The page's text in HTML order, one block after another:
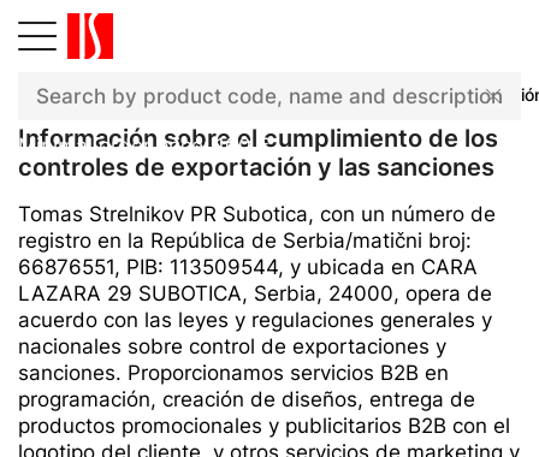
Minimal order price: 100 €
Información sobre el cumplimiento de los controles de
Información sobre el cumplimiento de los
controles de exportación y las sanciones
Tomas Strelnikov PR Subotica, con un número de
registro en la República de Serbia/matični broj:
66876551, PIB: 113509544, y ubicada en CARA
LAZARA 29 SUBOTICA, Serbia, 24000, opera de
acuerdo con las leyes y regulaciones generales y
nacionales sobre control de exportaciones y
sanciones. Proporcionamos servicios B2B en
programación, creación de diseños, entrega de
productos promocionales y publicitarios B2B con el
logotipo del cliente, y otros servicios de marketing y